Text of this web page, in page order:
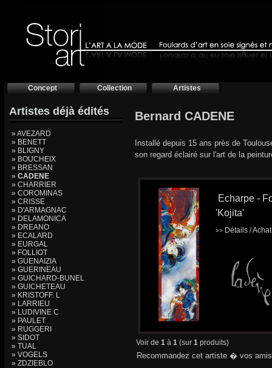
Concept Collection Artistes
Artistes déjà édités
» AVEZARD
» BENETT
» BLIGNY
» BOUCHEIX
» BRESSAN
» CADENE
» CHARRIER
» COROMINAS
» CRISSE
» D'ARMAGNAC
» DELAMONICA
» DREANO
» ECALARD
» EURGAL
» FOLLIOT
» GUENAIZIA
» GUERINEAU
» GUICHARD-BUNEL
» GUICHETEAU
» KRISTOFF. L
» LARRIEU
» LUDIVINE C
» PAULET
» RUGGERI
» SIDOT
» TUAL
» VOGELS
» ZDZIEBLO
Bernard CADENE
Installé depuis 15 ans près de
son regard éclairé sur l'art de la
Echarpe -
'Kojita'
>> Détails /
Voir de 1 à 1 (sur 1 produits)
Recommandez cet artiste � vos